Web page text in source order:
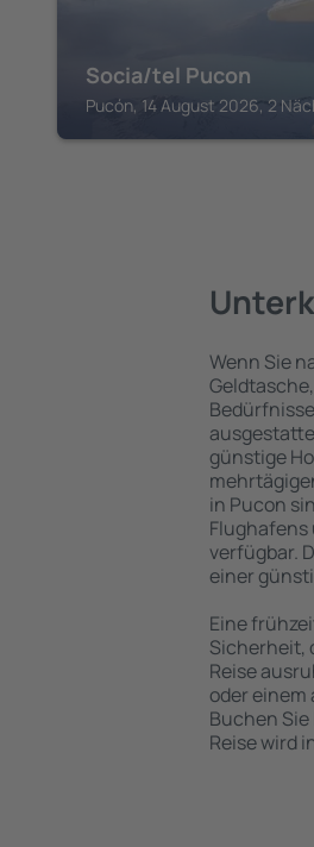
Socia/tel Pucon
Pucón, 14 August 2026, 2
Wenn Sie
günstige
in Pucon
Flughafens
verfügbar.
einer
Eine
Sicherheit,
Reise
oder einem
Buchen
Reise wird